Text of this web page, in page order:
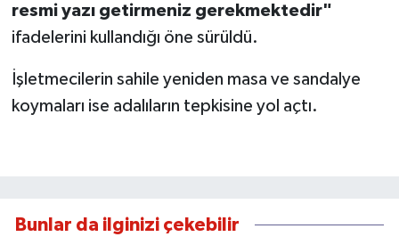
resmi yazı getirmeniz gerekmektedir"
ifadelerini kullandığı öne sürüldü.
İşletmecilerin sahile yeniden masa ve sandalye
koymaları ise adalıların tepkisine yol açtı.
Bunlar da ilginizi çekebilir